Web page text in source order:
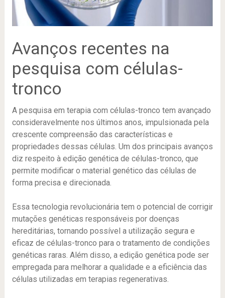
Avanços recentes na
pesquisa com células-
tronco
A pesquisa em terapia com células-tronco tem avançado
consideravelmente nos últimos anos, impulsionada pela
crescente compreensão das características e
propriedades dessas células. Um dos principais avanços
diz respeito à edição genética de células-tronco, que
permite modificar o material genético das células de
forma precisa e direcionada.
Essa tecnologia revolucionária tem o potencial de corrigir
mutações genéticas responsáveis por doenças
hereditárias, tornando possível a utilização segura e
eficaz de células-tronco para o tratamento de condições
genéticas raras. Além disso, a edição genética pode ser
empregada para melhorar a qualidade e a eficiência das
células utilizadas em terapias regenerativas.